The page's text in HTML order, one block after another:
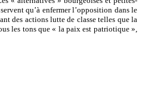
qu’à enfermer l’opposition dans le
des actions lutte de classe telles que la
les tons que « la paix est patriotique »,